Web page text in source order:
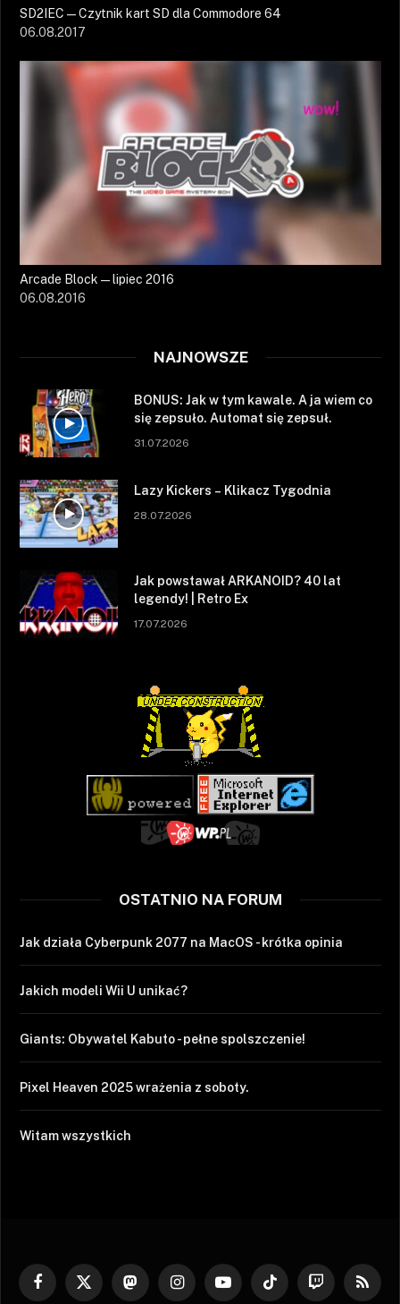
SD2IEC — Czytnik kart SD dla Commodore 64
06.08.2017
Arcade Block — lipiec 2016
06.08.2016
NAJNOWSZE
BONUS: Jak w tym kawale. A ja wiem co
się zepsuło. Automat się zepsuł.
31.07.2026
Lazy Kickers – Klikacz Tygodnia
28.07.2026
Jak powstawał ARKANOID? 40 lat
legendy! | Retro Ex
17.07.2026
OSTATNIO NA FORUM
Jak działa Cyberpunk 2077 na MacOS - krótka opinia
Jakich modeli Wii U unikać?
Giants: Obywatel Kabuto - pełne spolszczenie!
Pixel Heaven 2025 wrażenia z soboty.
Witam wszystkich
Facebook
X
MastodonInstagramYouTubeTikTok Twitch RSS